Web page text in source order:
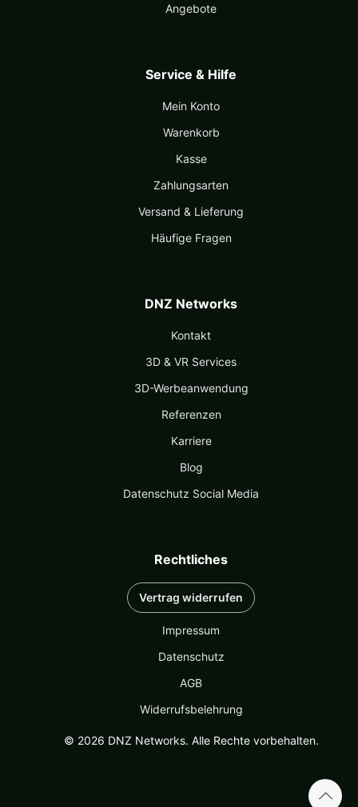
Angebote
Service & Hilfe
Mein Konto
Warenkorb
Kasse
Zahlungsarten
Versand & Lieferung
Häufige Fragen
DNZ Networks
Kontakt
3D & VR Services
3D-Werbeanwendung
Referenzen
Karriere
Blog
Datenschutz Social Media
Rechtliches
Vertrag widerrufen
Impressum
Datenschutz
AGB
Widerrufsbelehrung
© 2026 DNZ Networks. Alle Rechte vorbehalten.